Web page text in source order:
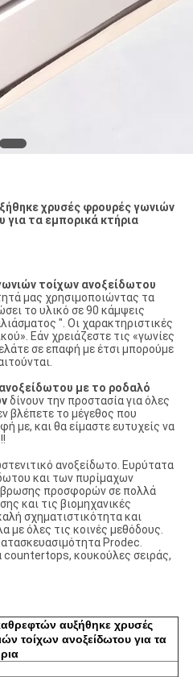
χρυσές φρουρές γωνιών
για τα εμπορικά κτήρια
τοίχων ανοξείδωτου
μας χρησιμοποιώντας τα
το υλικό σε 90 κάμψεις
″. Οι χαρακτηριστικές
Εάν χρειάζεστε τις «γωνίες
σε επαφή με έτσι μπορούμε
με το ροδαλό
δίνουν την προστασία για όλες
βλέπετε το μέγεθος που
με, και θα είμαστε ευτυχείς να
ανοξείδωτο. Ευρύτατα
και των πυρίμαχων
προσφορών σε πολλά
και τις βιομηχανικές
σχηματιστικότητα και
με όλες τις κοινές μεθόδους.
Prodec.
countertops, κουκούλες σειράς,
αυξήθηκε χρυσές
τοίχων ανοξείδωτου για τα